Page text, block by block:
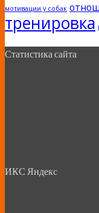
мотивации у собак
тренировка
Статистика сайта
ИКС Яндекс